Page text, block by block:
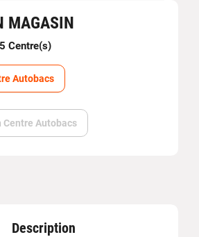
MAGASIN
Centre(s)
Autobacs
Centre Autobacs
Description